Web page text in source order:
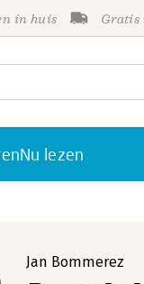
in huis Gratis
Nu lezen
Jan Bommerez